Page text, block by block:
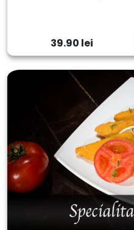
39.90 lei